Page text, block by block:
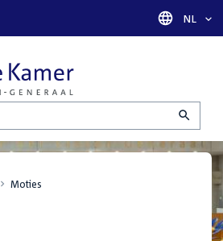
Taal
NL
Moties